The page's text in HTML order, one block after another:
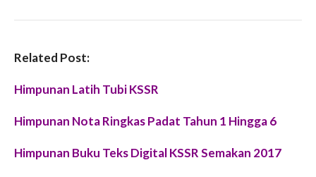
Related Post:
Himpunan Latih Tubi KSSR
Himpunan Nota Ringkas Padat Tahun 1 Hingga 6
Himpunan Buku Teks Digital KSSR Semakan 2017